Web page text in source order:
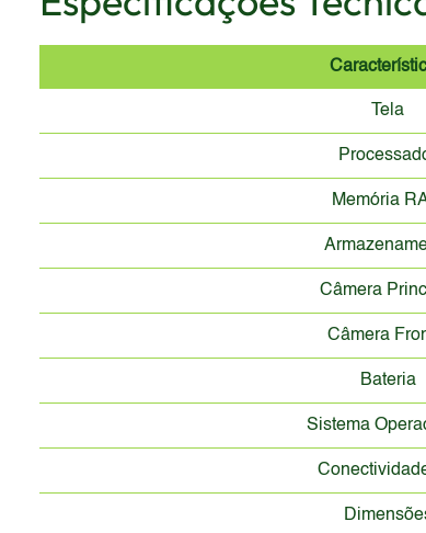
Tela
Memória
Câmera
Câmera
Bateria
Sistema